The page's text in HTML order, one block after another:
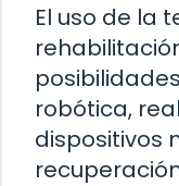
El uso de la
robótica,
dispositivos